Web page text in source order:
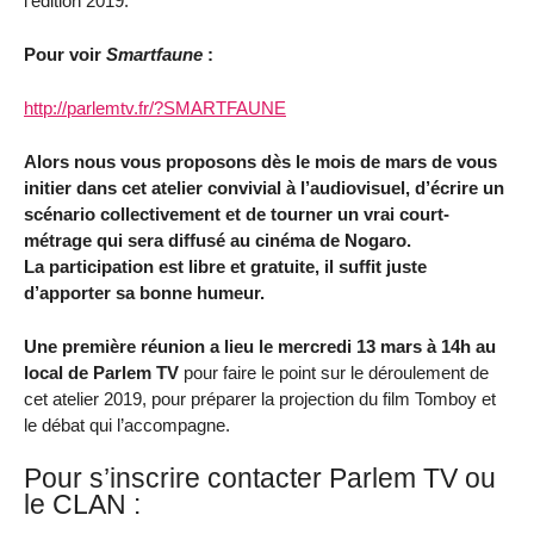
Pour voir Smartfaune :
http://parlemtv.fr/?SMARTFAUNE
Alors nous vous proposons dès le mois de mars de vous
initier dans cet atelier convivial à l’audiovisuel, d’écrire un
scénario collectivement et de tourner un vrai court-
métrage qui sera diffusé au cinéma de Nogaro.
La participation est libre et gratuite, il suffit juste
d’apporter sa bonne humeur.
Une première réunion a lieu le mercredi 13 mars à 14h au
local de Parlem TV pour faire le point sur le déroulement de
cet atelier 2019, pour préparer la projection du film Tomboy et
le débat qui l’accompagne.
Pour s’inscrire contacter Parlem TV ou
le CLAN :